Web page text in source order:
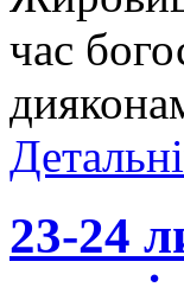
час
23-24